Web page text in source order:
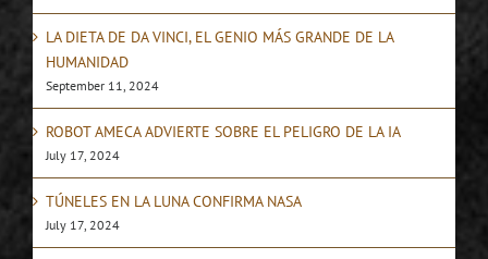
LA DIETA DE DA VINCI, EL GENIO MÁS GRANDE DE LA
HUMANIDAD
September 11, 2024
ROBOT AMECA ADVIERTE SOBRE EL PELIGRO DE LA IA
July 17, 2024
TÚNELES EN LA LUNA CONFIRMA NASA
July 17, 2024